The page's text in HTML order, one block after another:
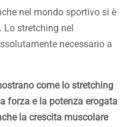
nel mondo sportivo si è
Lo stretching nel
necessario a
come lo stretching
forza e la potenza erogata
la crescita muscolare